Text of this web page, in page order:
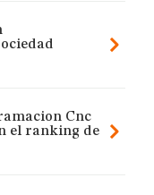
Cnc
el ranking de